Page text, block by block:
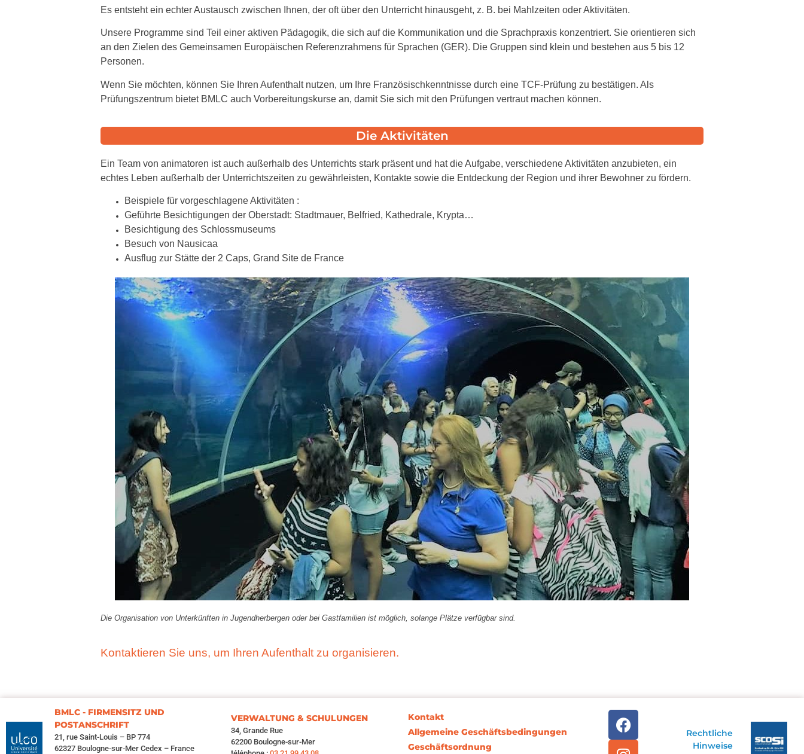
Es entsteht ein echter Austausch zwischen Ihnen, der oft über den Unterricht hinausgeht, z. B. bei Mahlzeiten oder Aktivitäten.
Unsere Programme sind Teil einer aktiven Pädagogik, die sich auf die Kommunikation und die Sprachpraxis konzentriert. Sie orientieren sich
an den Zielen des Gemeinsamen Europäischen Referenzrahmens für Sprachen (GER). Die Gruppen sind klein und bestehen aus 5 bis 12
Personen.
Wenn Sie möchten, können Sie Ihren Aufenthalt nutzen, um Ihre Französischkenntnisse durch eine TCF-Prüfung zu bestätigen. Als
Prüfungszentrum bietet BMLC auch Vorbereitungskurse an, damit Sie sich mit den Prüfungen vertraut machen können.
Die Aktivitäten
Ein Team von animatoren ist auch außerhalb des Unterrichts stark präsent und hat die Aufgabe, verschiedene Aktivitäten anzubieten, ein
echtes Leben außerhalb der Unterrichtszeiten zu gewährleisten, Kontakte sowie die Entdeckung der Region und ihrer Bewohner zu fördern.
Beispiele für vorgeschlagene Aktivitäten :
Geführte Besichtigungen der Oberstadt: Stadtmauer, Belfried, Kathedrale, Krypta…
Besichtigung des Schlossmuseums
Besuch von Nausicaa
Ausflug zur Stätte der 2 Caps, Grand Site de France
Die Organisation von Unterkünften in Jugendherbergen oder bei Gastfamilien ist möglich, solange Plätze verfügbar sind.
Kontaktieren Sie uns, um Ihren Aufenthalt zu organisieren.
BMLC - FIRMENSITZ UND
POSTANSCHRIFT
21, rue Saint-Louis – BP 774
62327 Boulogne-sur-Mer Cedex – France
VERWALTUNG & SCHULUNGEN
34, Grande Rue
62200 Boulogne-sur-Mer
Kontakt
Allgemeine Geschäftsbedingungen
Geschäftsordnung
Rechtliche
Hinweise